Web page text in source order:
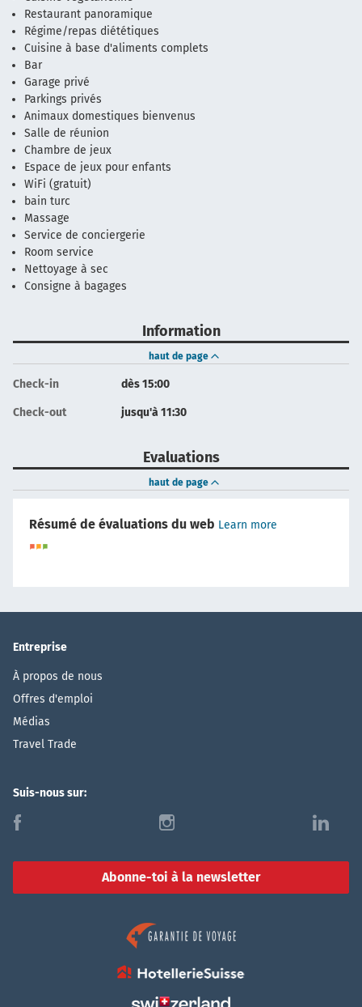
Restaurant panoramique
Régime/repas diététiques
Cuisine à base d'aliments complets
Bar
Garage privé
Parkings privés
Animaux domestiques bienvenus
Salle de réunion
Chambre de jeux
Espace de jeux pour enfants
WiFi (gratuit)
bain turc
Massage
Service de conciergerie
Room service
Nettoyage à sec
Consigne à bagages
Information
haut de page
Check-in dès 15:00
Check-out jusqu'à 11:30
Evaluations
haut de page
Résumé de évaluations du web Learn more
Entreprise
À propos de nous
Offres d'emploi
Médias
Travel Trade
Suis-nous sur:
f i l
Abonne-toi à la newsletter